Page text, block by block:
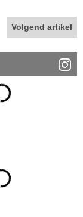
Volgend artikel